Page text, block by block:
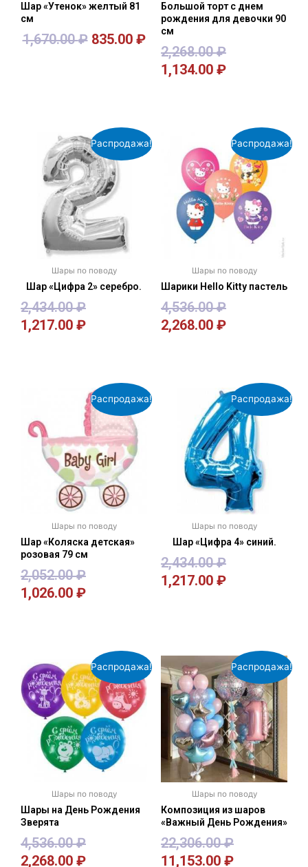
Шар «Утенок» желтый 81
см
1,670.00₽ 835.00 ₽
Большой торт с днем
рождения для девочки 90
см
2,268.00₽
1,134.00 ₽
Распродажа!
Шары по поводу
Шар «Цифра 2» серебро.
2,434.00₽
1,217.00 ₽
Распродажа!
Шары по поводу
Шарики Hello Kitty пастель
4,536.00₽
2,268.00 ₽
Распродажа!
Шары по поводу
Шар «Коляска детская»
розовая 79 см
2,052.00₽
1,026.00 ₽
Распродажа!
Шары по поводу
Шар «Цифра 4» синий.
2,434.00₽
1,217.00 ₽
Распродажа!
Шары по поводу
Шары на День Рождения
Зверята
4,536.00₽
2,268.00 ₽
Распродажа!
Шары по поводу
Композиция из шаров
«Важный День Рождения»
22,306.00₽
11,153.00 ₽